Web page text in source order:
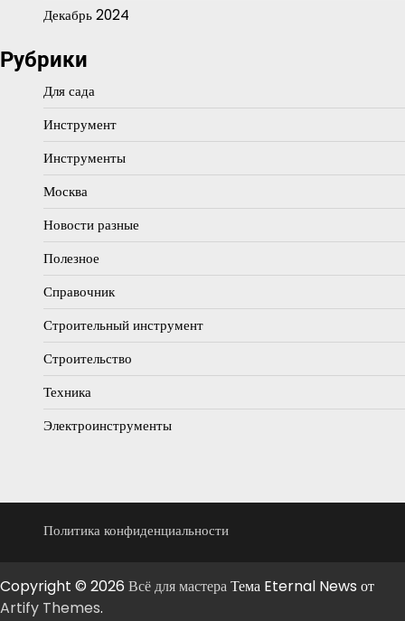
Декабрь 2024
Рубрики
Для сада
Инструмент
Инструменты
Москва
Новости разные
Полезное
Справочник
Строительный инструмент
Строительство
Техника
Электроинструменты
Политика конфиденциальности
Copyright © 2026 Всё для мастераТема Eternal News от
Artify Themes.